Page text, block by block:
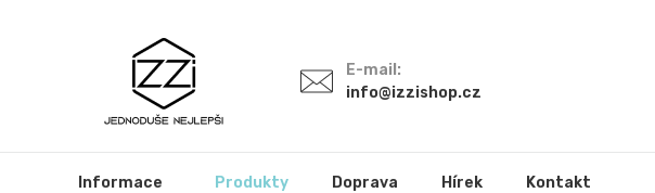
E-mail:
info@izzishop.cz
Informace Produkty Doprava Hírek Kontakt